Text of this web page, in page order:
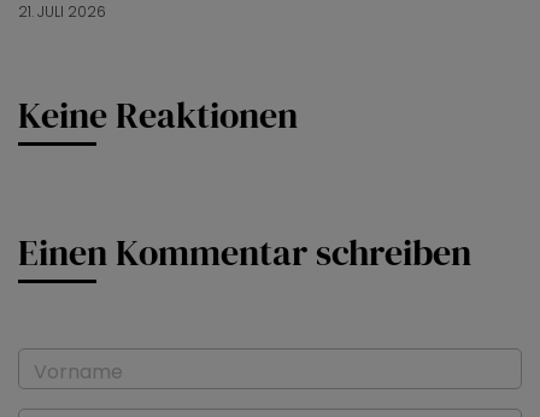
21. JULI 2026
Keine Reaktionen
Einen Kommentar schreiben
Vorname